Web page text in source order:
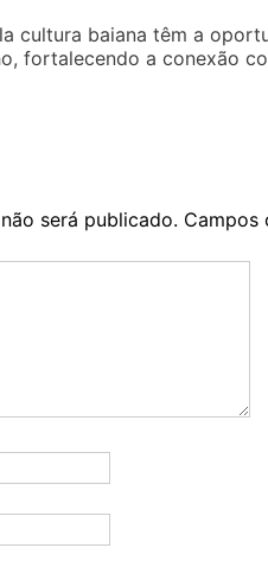
cultura baiana têm a
fortalecendo a conexão
será publicado. Campos